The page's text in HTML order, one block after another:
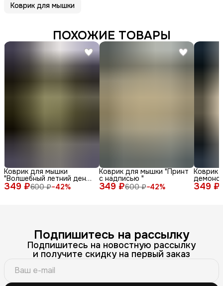
Коврик для мышки
ПОХОЖИЕ ТОВАРЫ
349 ₽600 ₽−42%
Коврик для мышки
"Волшебный летний день
с енотом среди ромашек
и бабочек"
349 ₽600 ₽−42%
Коврик для мышки "Принт
с надписью "
349 ₽
Коврик
лица и
Подпишитесь на рассылку
Подпишитесь на новостную рассылку
и получите скидку на первый заказ